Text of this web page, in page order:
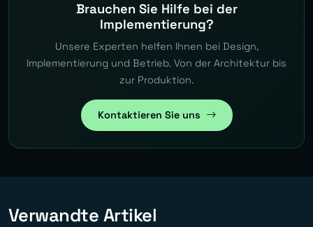
Brauchen Sie Hilfe bei der
Implementierung?
Unsere Experten helfen Ihnen bei Design,
Implementierung und Betrieb. Von der Architektur bis
zur Produktion.
Kontaktieren Sie uns
Verwandte Artikel